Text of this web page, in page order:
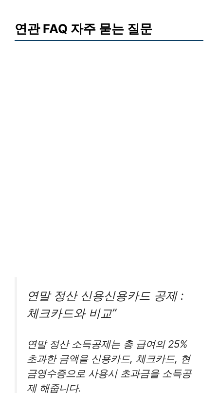
연관 FAQ 자주 묻는 질문
연말 정산 신용신용카드 공제 :
체크카드와 비교”
연말 정산 소득공제는 총 급여의 25%
초과한 금액을 신용카드, 체크카드, 현
금영수증으로 사용시 초과금을 소득공
제 해줍니다.